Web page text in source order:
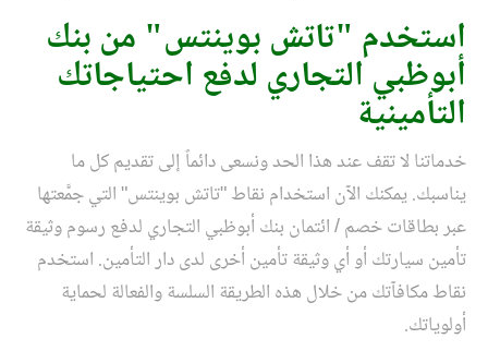
استخدم "تاتش بوينتس" من بنك
أبوظبي التجاري لدفع احتياجاتك
التأمينية
خدماتنا لا تقف عند هذا الحد ونسعى دائماً إلى تقديم كل ما
يناسبك. يمكنك الآن استخدام نقاط "تاتش بوينتس" التي جمَّعتها
عبر بطاقات خصم / ائتمان بنك أبوظبي التجاري لدفع رسوم وثيقة
تأمين سيارتك أو أي وثيقة تأمين أخرى لدى دار التأمين. استخدم
نقاط مكافآتك من خلال هذه الطريقة السلسة والفعالة لحماية
أولوياتك.